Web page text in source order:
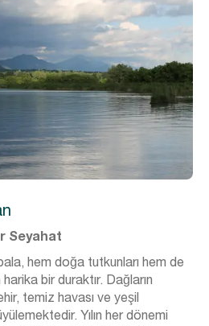
Seyahat
hem doğa tutkunları hem de
bir duraktır. Dağların
temiz havası ve yeşil
Yılın her dönemi